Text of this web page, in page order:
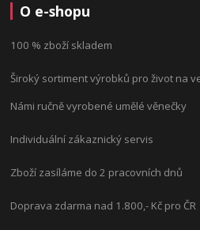
O e-shopu
100 % zboží skladem
Široký sortiment výrobků pro život na
Námi ručně vyrobené umělé věnečky
Individuální zákaznický servis
Zboží zasíláme do 2 pracovních dnů
Doprava zdarma nad 1.800,- Kč pro ČR